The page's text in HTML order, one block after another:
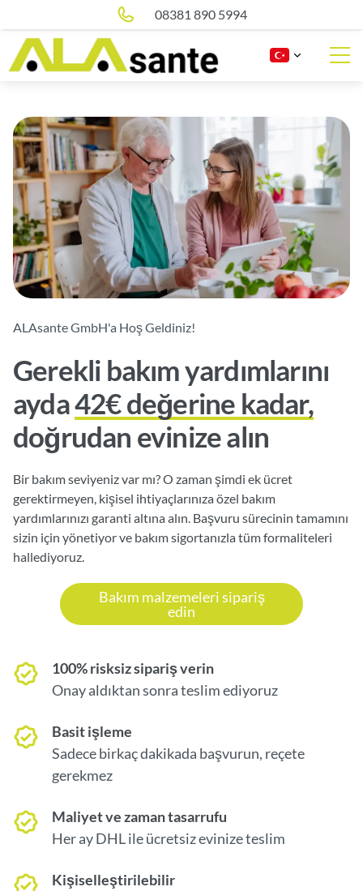
08381 890 5994
ALAsante GmbH'a Hoş Geldiniz!
Gerekli bakım yardımlarını
ayda42€ değerine kadar,
doğrudan evinize alın
Bir bakım seviyeniz var mı? O zaman şimdi ek ücret
gerektirmeyen, kişisel ihtiyaçlarınıza özel bakım
yardımlarınızı garanti altına alın. Başvuru sürecinin tamamını
sizin için yönetiyor ve bakım sigortanızla tüm formaliteleri
hallediyoruz.
Bakım malzemeleri sipariş
edin
100% risksiz sipariş verin
Onay aldıktan sonra teslim ediyoruz
Basit işleme
Sadece birkaç dakikada başvurun, reçete
gerekmez
Maliyet ve zaman tasarrufu
Her ay DHL ile ücretsiz evinize teslim
Kişiselleştirilebilir